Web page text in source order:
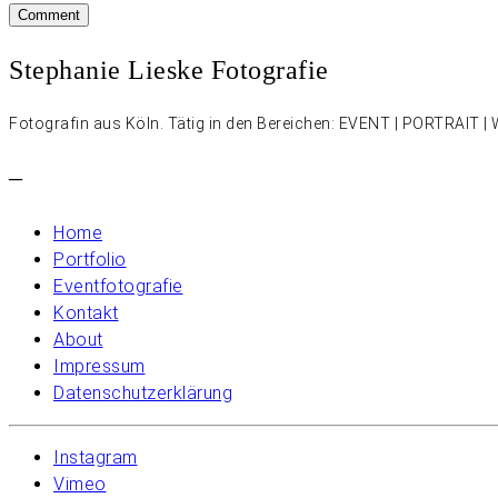
Stephanie Lieske Fotografie
Fotografin aus Köln. Tätig in den Bereichen: EVENT | PORTRAIT |
–
Home
Portfolio
Eventfotografie
Kontakt
About
Impressum
Datenschutzerklärung
Instagram
Vimeo